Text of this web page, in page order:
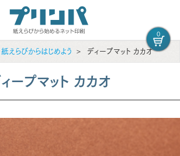
0
紙えらびからはじめよう ディープマット カカオ
ープマット カカオ